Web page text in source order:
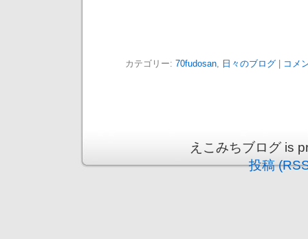
カテゴリー: 70fudosan, 日々のブログ| コメ
えこみちブログ is
投稿